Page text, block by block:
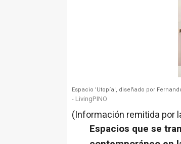
Espacio 'Utopía', diseñado por
- LivingPINO
(Información remitida por
Espacios que se